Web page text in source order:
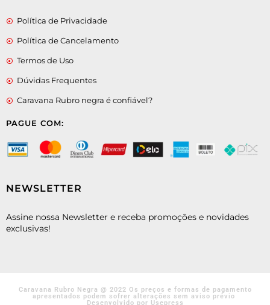
Política de Privacidade
Política de Cancelamento
Termos de Uso
Dúvidas Frequentes
Caravana Rubro negra é confiável?
PAGUE COM:
NEWSLETTER
Assine nossa Newsletter e receba promoções e novidades
exclusivas!
Caravana Rubro Negra @ 2022 Os preços e formas de pagamento
apresentados podem sofrer alterações sem aviso prévio
Desenvolvido por Usepress